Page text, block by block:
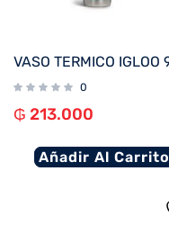
0
₲ 213.000
Añadir Al Carrito